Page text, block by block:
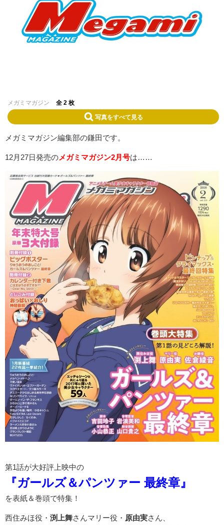
メガミマガジン 全 2 枚
写真をすべて見る
メガミマガジン編集部の鎌田です。
12月27日発売のメガミマガジン2月号は……
第1話が大好評上映中の
『ガールズ＆パンツァー 最終章』
を表紙＆巻頭で特集！
西住みほ役・ 渕上舞さんマリー役・ 原由実さん、